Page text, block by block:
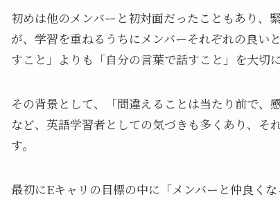
初めは他のメンバーと初対面だったこともあり、
が、学習を重ねるうちにメンバーそれぞれの良い
すこと」よりも「自分の言葉で話すこと」を大切
その背景として、「間違えることは当たり前で、
など、英語学習者としての気づきも多くあり、そ
す。
最初にEキャリの目標の中に「メンバーと仲良く